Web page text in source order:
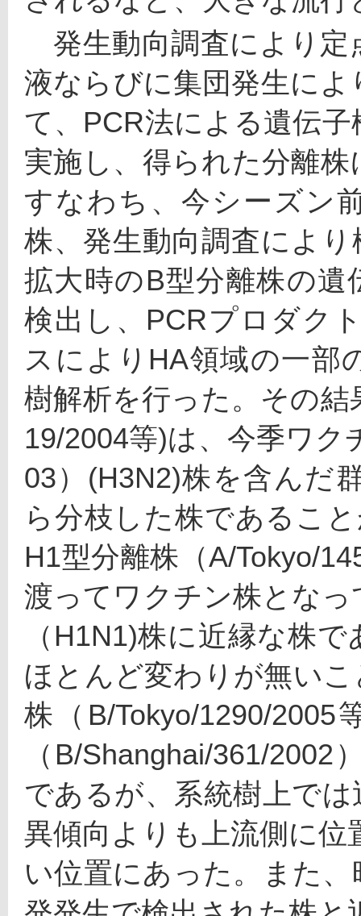
発生動向調査により定
液ならびに集団発生に
て、PCR法による遺伝
実施し、得られた分離
すなわち、今シーズン
株、発生動向調査によ
拡大時のB型分離株の遺
検出し、PCRプロダク
スによりHA領域の一部
樹解析を行った。その結
19/2004等)は、今季ワク
03）(H3N2)株を含んだ
ら分枝した株であるこ
H1型分離株（A/Tokyo/
渡ってワクチン株とな
（H1N1)株に近縁な株
ほとんど変わりが無い
株（B/Tokyo/1290/
（B/Shanghai/361/
であるが、系統樹上で
異傾向よりも上流側に
い位置にあった。また